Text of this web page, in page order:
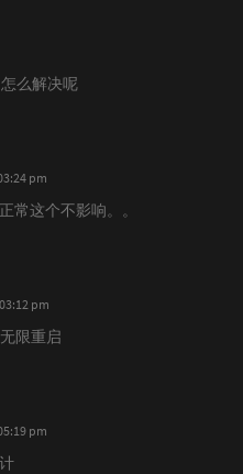
么解决呢
pm
常这个不影响。。
pm
限重启
pm